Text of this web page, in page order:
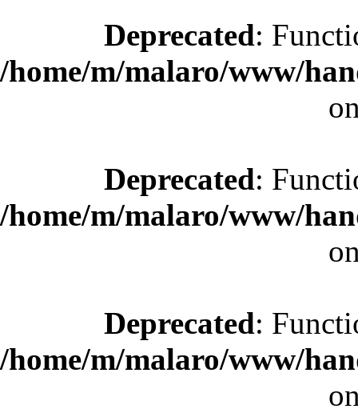
Deprecated:
/home/m/malaro/www/
Deprecated:
/home/m/malaro/www/
Deprecated:
/home/m/malaro/www/